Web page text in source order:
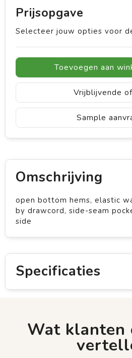
Prijsopgave
Selecteer jouw opties voor
Toevoegen aan
Vrijblijvende
Sample
Omschrijving
open bottom hems, elastic
by drawcord, side-seam
side
Specificaties
Wat klanten